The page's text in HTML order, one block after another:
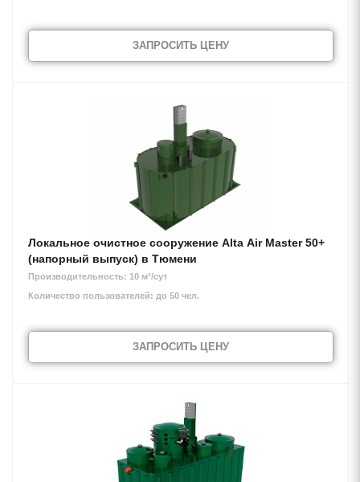
ЗАПРОСИТЬ ЦЕНУ
Локальное очистное сооружение Alta Air Master 50+
(напорный выпуск) в Тюмени
Производительность: 10 м³/сут
Количество пользователей: до 50 чел.
ЗАПРОСИТЬ ЦЕНУ